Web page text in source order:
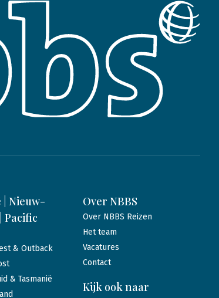
| Nieuw-
Pacific
& Outback
& Tasmanië
Over NBBS
Over NBBS Reizen
Het team
Vacatures
Contact
Kijk ook naar